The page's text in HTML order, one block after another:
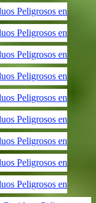
Peligrosos en
Peligrosos en
Peligrosos en
Peligrosos en
Peligrosos en
Peligrosos en
Peligrosos en
Peligrosos en
Peligrosos en